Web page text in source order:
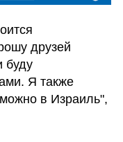
друзей
буду
Я также
в Израиль",